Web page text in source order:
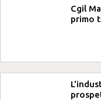
Cgil
primo